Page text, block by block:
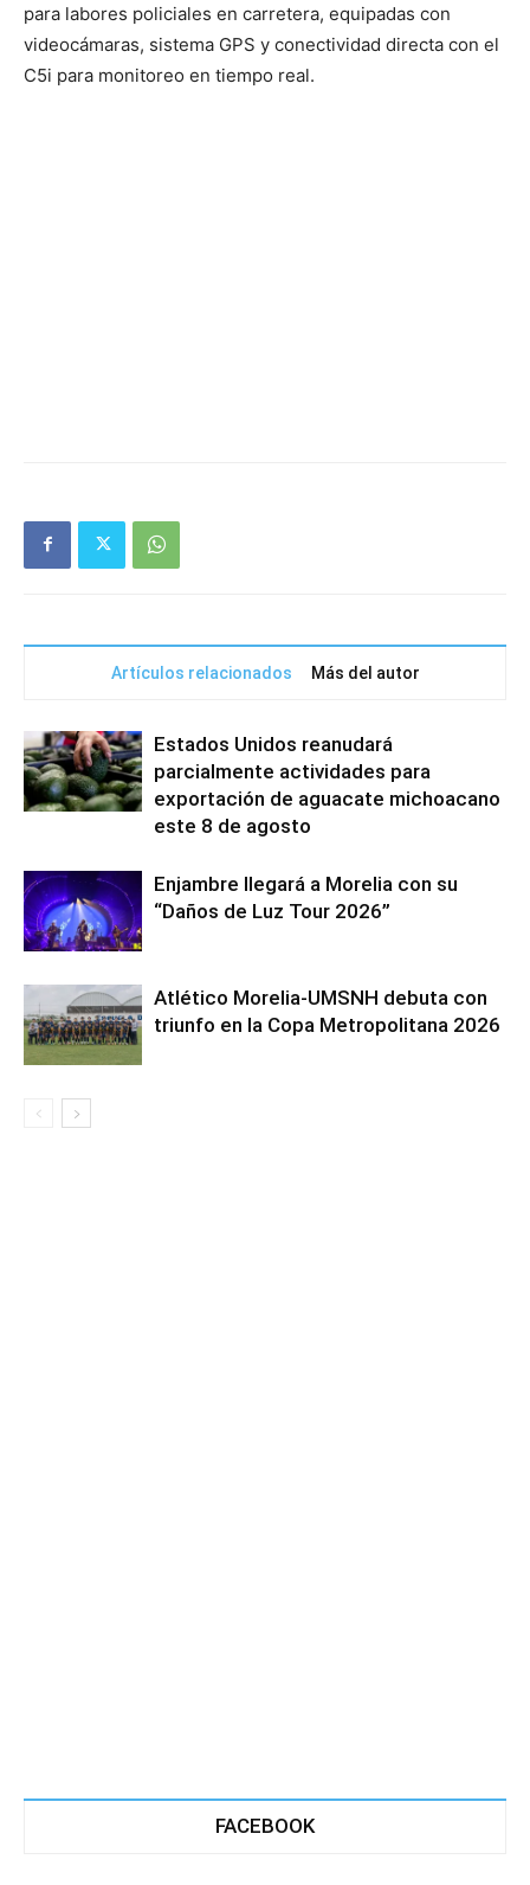
para labores policiales en carretera, equipadas con
videocámaras, sistema GPS y conectividad directa con el
C5i para monitoreo en tiempo real.
Artículos relacionados Más del autor
Estados Unidos reanudará
parcialmente actividades para
exportación de aguacate michoacano
este 8 de agosto
Enjambre llegará a Morelia con su
“Daños de Luz Tour 2026”
Atlético Morelia-UMSNH debuta con
triunfo en la Copa Metropolitana 2026
FACEBOOK